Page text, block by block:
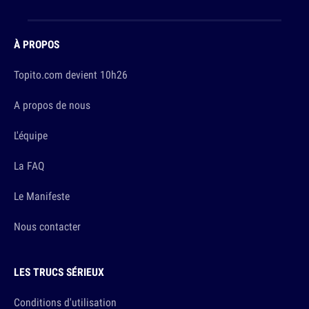
À PROPOS
Topito.com devient 10h26
A propos de nous
L'équipe
La FAQ
Le Manifeste
Nous contacter
LES TRUCS SÉRIEUX
Conditions d'utilisation